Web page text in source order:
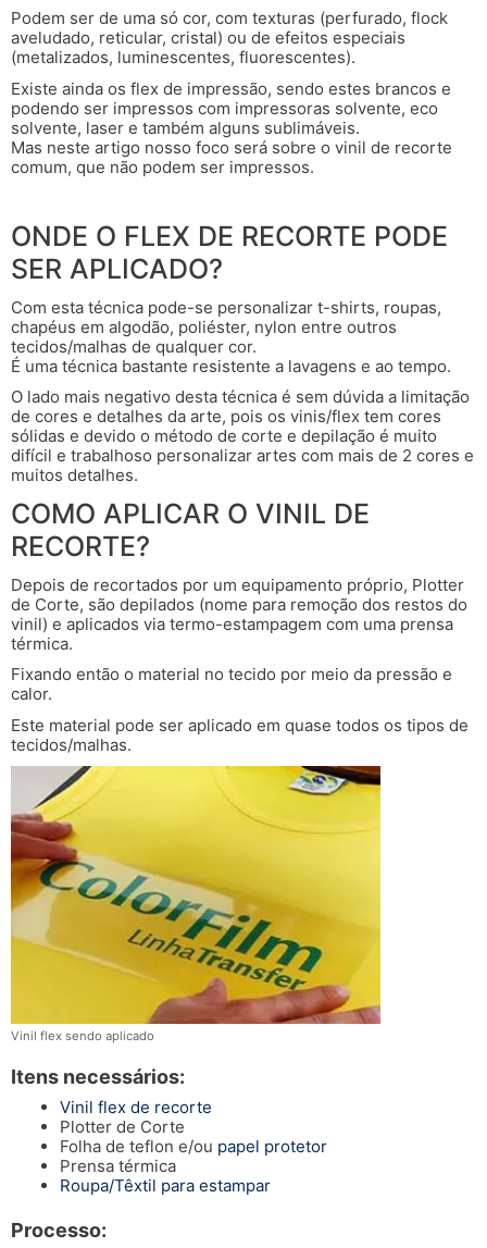
Podem ser de uma só cor, com texturas (perfurado, flock
aveludado, reticular, cristal) ou de efeitos especiais
(metalizados, luminescentes, fluorescentes).
Existe ainda os flex de impressão, sendo estes brancos e
podendo ser impressos com impressoras solvente, eco
solvente, laser e também alguns sublimáveis.
Mas neste artigo nosso foco será sobre o vinil de recorte
comum, que não podem ser impressos.
ONDE O FLEX DE RECORTE PODE
SER APLICADO?
Com esta técnica pode-se personalizar t-shirts, roupas,
chapéus em algodão, poliéster, nylon entre outros
tecidos/malhas de qualquer cor.
É uma técnica bastante resistente a lavagens e ao tempo.
O lado mais negativo desta técnica é sem dúvida a limitação
de cores e detalhes da arte, pois os vinis/flex tem cores
sólidas e devido o método de corte e depilação é muito
difícil e trabalhoso personalizar artes com mais de 2 cores e
muitos detalhes.
COMO APLICAR O VINIL DE
RECORTE?
Depois de recortados por um equipamento próprio, Plotter
de Corte, são depilados (nome para remoção dos restos do
vinil) e aplicados via termo-estampagem com uma prensa
térmica.
Fixando então o material no tecido por meio da pressão e
calor.
Este material pode ser aplicado em quase todos os tipos de
tecidos/malhas.
Vinil flex sendo aplicado
Itens necessários:
Vinil flex de recorte
Plotter de Corte
Folha de teflon e/ou papel protetor
Prensa térmica
Roupa/Têxtil para estampar
Processo: